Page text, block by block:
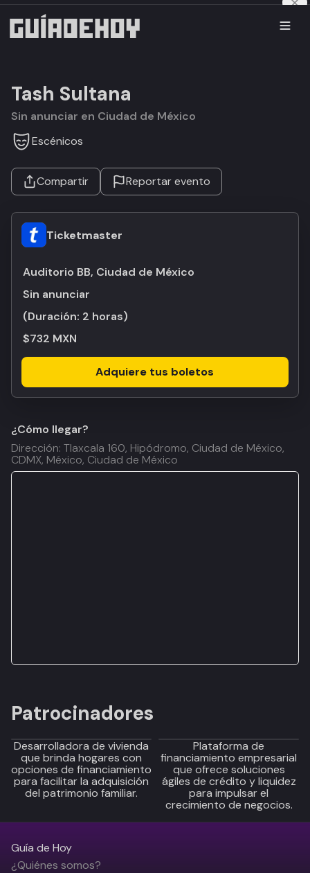
Tash Sultana
Sin anunciar en Ciudad de México
Escénicos
Compartir Reportar evento
Ticketmaster
Auditorio BB, Ciudad de México
Sin anunciar
(Duración: 2 horas)
$732 MXN
Adquiere tus boletos
¿Cómo llegar?
Dirección: Tlaxcala 160, Hipódromo, Ciudad de México,
CDMX, México, Ciudad de México
Patrocinadores
Desarrolladora de vivienda
que brinda hogares con
opciones de financiamiento
para facilitar la adquisición
del patrimonio familiar.
Plataforma de
financiamiento empresarial
que ofrece soluciones
ágiles de crédito y liquidez
para impulsar el
crecimiento de negocios.
Guía de Hoy
¿Quiénes somos?